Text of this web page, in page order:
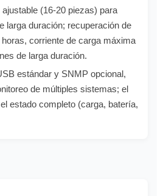
(16-20 piezas) para
larga duración; recuperación de
corriente de carga máxima
de larga duración.
estándar y SNMP opcional,
de múltiples sistemas; el
estado completo (carga, batería,